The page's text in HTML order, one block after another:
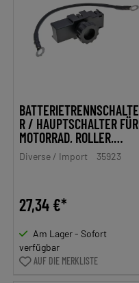
BATTERIETRENNSCHALTE
R / HAUPTSCHALTER FÜR
MOTORRAD, ROLLER,
QUAD, ATV, JETSKI, BOOT
Diverse / Import 35923
27,34 €*
Am Lager - Sofort
verfügbar
AUF DIE MERKLISTE